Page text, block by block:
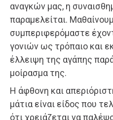
αναγκών μας, η
παραμελείται.
συμπεριφερόμαστε
γονιών ως τρόπαιο και
έλλειψη της αγάπης
μοίρασμα της.
Η άφθονη και
μάτια είναι είδος που
ότι χρειάζεται να